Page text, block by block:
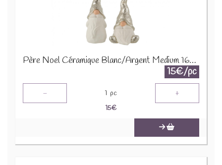
Père Noel Céramique Blanc/Argent Medium 16578
15€/pc
- 1 pc +
15€